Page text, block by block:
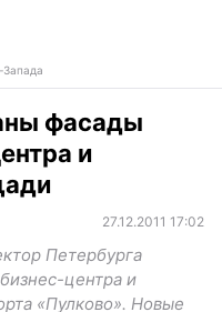
фасады
и
27.12.2011 17:02
Петербурга
центра и
«Пулково». Новые